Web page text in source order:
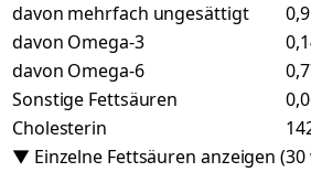
davon mehrfach ungesättigt
davon Omega-3
davon Omega-6
Sonstige Fettsäuren
Cholesterin
▼ Einzelne Fettsäuren anzeigen